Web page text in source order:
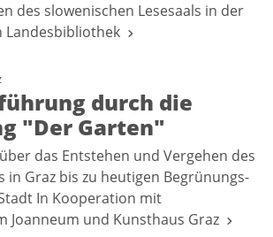
des slowenischen Lesesaals in der
Landesbibliothek
durch die
"Der Garten"
das Entstehen und Vergehen des
in Graz bis zu heutigen Begrünungs-
In Kooperation mit
Joanneum und Kunsthaus Graz